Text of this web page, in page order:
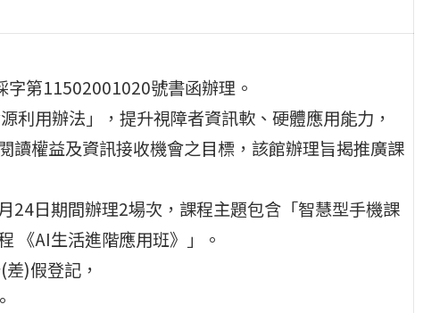
第11502001020號書函辦理。
利用辦法」，提升視障者資訊軟、硬體應用能力，
讀權益及資訊接收機會之目標，該館辦理旨揭推廣課
24日期間辦理2場次，課程主題包含「智慧型手機課
《AI生活進階應用班》」。
)假登記，